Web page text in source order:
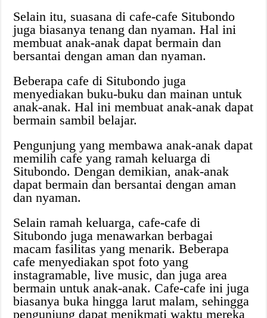
Selain itu, suasana di cafe-cafe Situbondo
juga biasanya tenang dan nyaman. Hal ini
membuat anak-anak dapat bermain dan
bersantai dengan aman dan nyaman.
Beberapa cafe di Situbondo juga
menyediakan buku-buku dan mainan untuk
anak-anak. Hal ini membuat anak-anak dapat
bermain sambil belajar.
Pengunjung yang membawa anak-anak dapat
memilih cafe yang ramah keluarga di
Situbondo. Dengan demikian, anak-anak
dapat bermain dan bersantai dengan aman
dan nyaman.
Selain ramah keluarga, cafe-cafe di
Situbondo juga menawarkan berbagai
macam fasilitas yang menarik. Beberapa
cafe menyediakan spot foto yang
instagramable, live music, dan juga area
bermain untuk anak-anak. Cafe-cafe ini juga
biasanya buka hingga larut malam, sehingga
pengunjung dapat menikmati waktu mereka